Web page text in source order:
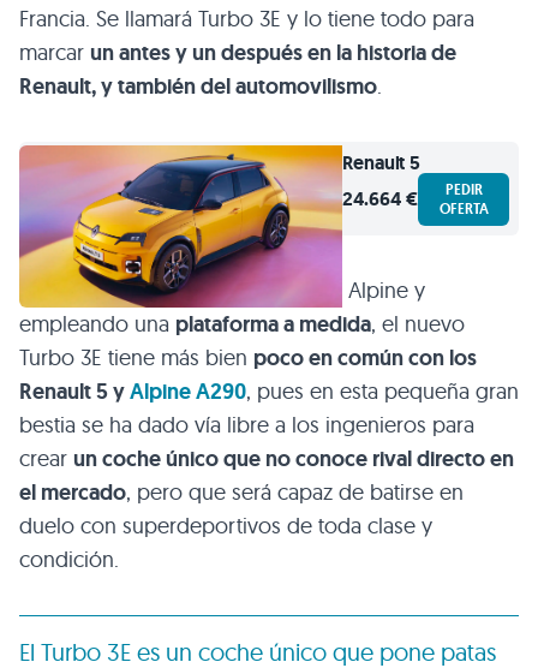
Francia. Se llamará Turbo 3E y lo tiene todo para
marcar un antes y un después en la historia de
Renault, y también del automovilismo.
Renault5
24.664 €
PEDIR
OFERTA
Desarrollado en colaboración con Alpine y
empleando una plataforma a medida, el nuevo
Turbo 3E tiene más bien poco en común con los
Renault 5 yAlpine A290, pues en esta pequeña gran
bestia se ha dado vía libre a los ingenieros para
crear un coche único que no conoce rival directo en
el mercado, pero que será capaz de batirse en
duelo con superdeportivos de toda clase y
condición.
El Turbo 3E es un coche único que pone patas